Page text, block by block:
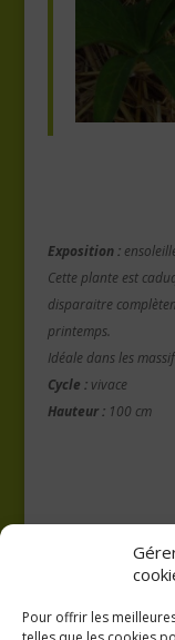
Pour offrir les
Exposition :
Cette plante est
disparaitre
printemps.
Idéale dans les
Cycle :vivace
Hauteur :100 cm